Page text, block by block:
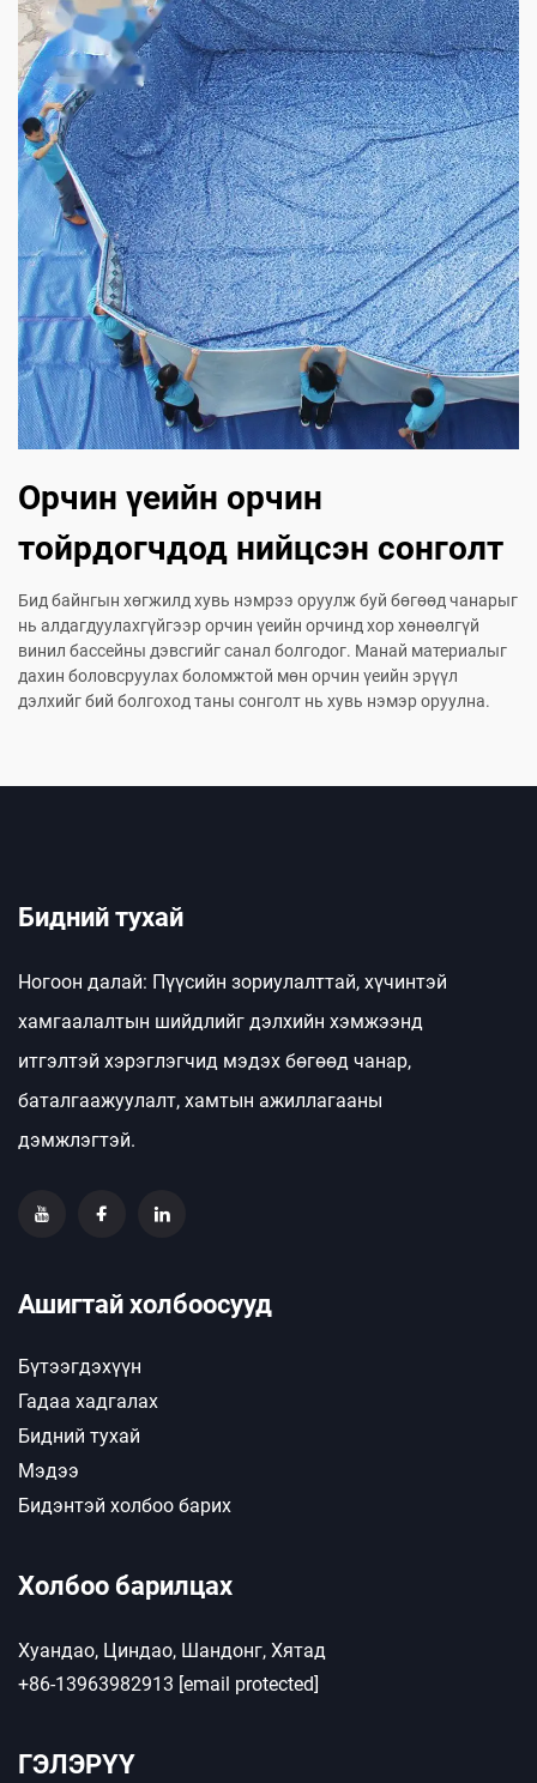
Орчин үеийн орчин
тойрдогчдод нийцсэн сонголт
Бид байнгын хөгжилд хувь нэмрээ оруулж буй бөгөөд чанарыг
нь алдагдуулахгүйгээр орчин үеийн орчинд хор хөнөөлгүй
винил бассейны дэвсгийг санал болгодог. Манай материалыг
дахин боловсруулах боломжтой мөн орчин үеийн эрүүл
дэлхийг бий болгоход таны сонголт нь хувь нэмэр оруулна.
Бидний тухай
Ногоон далай: Пүүсийн зориулалттай, хүчинтэй
хамгаалалтын шийдлийг дэлхийн хэмжээнд
итгэлтэй хэрэглэгчид мэдэх бөгөөд чанар,
баталгаажуулалт, хамтын ажиллагааны
дэмжлэгтэй.
Ашигтай холбоосууд
Бүтээгдэхүүн
Гадаа хадгалах
Бидний тухай
Мэдээ
Бидэнтэй холбоо барих
Холбоо барилцах
Хуандао, Циндао, Шандонг, Хятад
+86-13963982913 [email protected]
ГЭЛЭРҮҮ